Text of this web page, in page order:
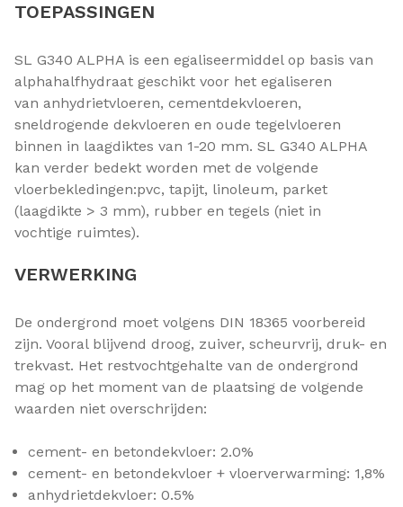
TOEPASSINGEN
SL G340 ALPHA is een egaliseermiddel op basis van
alphahalfhydraat geschikt voor het egaliseren
van anhydrietvloeren, cementdekvloeren,
sneldrogende dekvloeren en oude tegelvloeren
binnen in laagdiktes van 1-20 mm. SL G340 ALPHA
kan verder bedekt worden met de volgende
vloerbekledingen:pvc, tapijt, linoleum, parket
(laagdikte > 3 mm), rubber en tegels (niet in
vochtige ruimtes).
VERWERKING
De ondergrond moet volgens DIN 18365 voorbereid
zijn. Vooral blijvend droog, zuiver, scheurvrij, druk- en
trekvast. Het restvochtgehalte van de ondergrond
mag op het moment van de plaatsing de volgende
waarden niet overschrijden:
cement- en betondekvloer: 2.0%
cement- en betondekvloer + vloerverwarming: 1,8%
anhydrietdekvloer: 0.5%